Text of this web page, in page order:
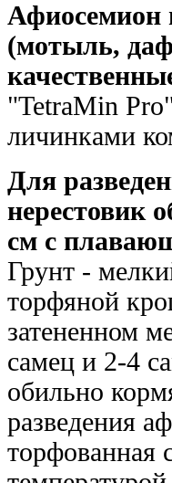
Афиосемион
(мотыль,
"TetraMin
личинками
Для
нерестовик
см с
Грунт -
торфяной
затененном
самец и 2-4
обильно
разведения
торфованная